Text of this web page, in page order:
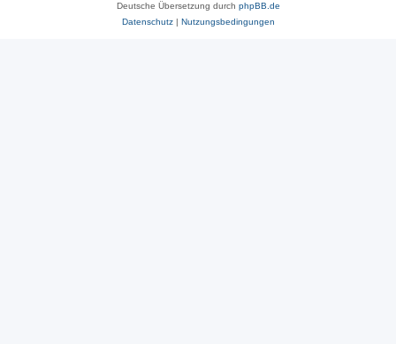
Deutsche Übersetzung durch phpBB.de
Datenschutz| Nutzungsbedingungen